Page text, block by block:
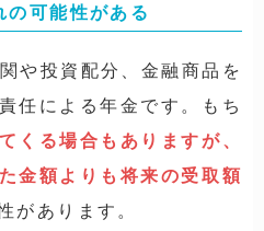
可能性がある
や投資配分、金融商品を
任による年金です。もち
くる場合もありますが、
金額よりも将来の受取額
があります。